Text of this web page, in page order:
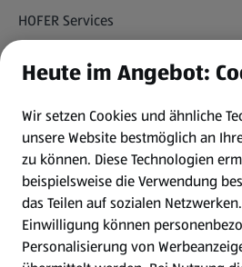
HOFER Services
Newsletter
WhatsApp
Gewinnspiele
Mein HOFER. Meine Einkäufe.
Heute im Angebot:
Wir setzen Cookies und ähnliche
unsere Website bestmöglich an
zu können. Diese Technologien
beispielsweise die Verwendung
das Teilen auf sozialen
Einwilligung können
Personalisierung von